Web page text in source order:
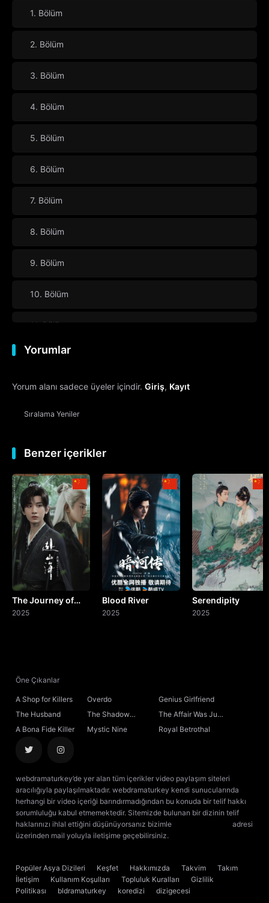
1. Bölüm
2. Bölüm
3. Bölüm
4. Bölüm
5. Bölüm
6. Bölüm
7. Bölüm
8. Bölüm
9. Bölüm
10. Bölüm
11. Bölüm
12. Bölüm
13. Bölüm
14. Bölüm
15. Bölüm
16. Bölüm
17. Bölüm
18. Bölüm
19. Bölüm
20. Bölüm
23. Bölüm
24. Bölüm
26. Bölüm
27. Bölüm
29. Bölüm
Yorumlar
Yorum alanı sadece üyeler içindir. Giriş, Kayıt
Sıralama Yeniler
Benzer içerikler
The Journey of
Legend
2025
Blood River
2025
Serendipity
2025
Öne Çıkanlar
A Shop for Killers Overdo
Genius Girlfriend
The Husband
The Shadow
Sovereign
The Affair Was Just
the Beginning
A Bona Fide Killer Mystic Nine Royal Betrothal
webdramaturkey’de yer alan tüm içerikler video paylaşım siteleri
aracılığıyla paylaşılmaktadır. webdramaturkey kendi sunucularında
herhangi bir video içeriği barındırmadığından bu konuda bir telif hakkı
sorumluluğu kabul etmemektedir. Sitemizde bulunan bir dizinin telif
haklarınızı ihlal ettiğini düşünüyorsanız bizimle
adresi
üzerinden mail yoluyla iletişime geçebilirsiniz.
Popüler Asya Dizileri Keşfet Hakkımızda Takvim
Takım
İletişim
Kullanım Koşulları Topluluk Kuralları
Gizlilik
Politikası
bldramaturkey koredizi
dizigecesi